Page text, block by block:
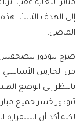
متأثراً للغاية عقب
إلى الهدف الثالث.
الماضي.
صرح تيودور
من الحارس الأساسي
بالنظر إلى الوضع
تيودور خسر جميع
لكنه أكد أن